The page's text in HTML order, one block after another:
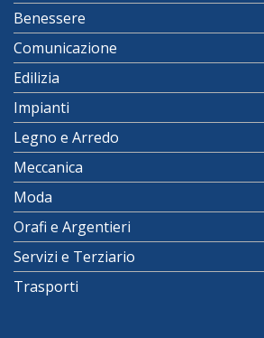
Benessere
Comunicazione
Edilizia
Impianti
Legno e Arredo
Meccanica
Moda
Orafi e Argentieri
Servizi e Terziario
Trasporti